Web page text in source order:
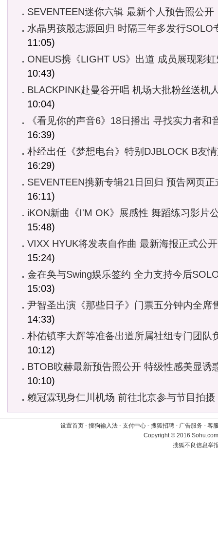
SEVENTEEN迷你六辑 最新个人预告照公开
水晶男孩殷志源回归 时隔三年多发行SOLO
11:05)
ONEUS携《LIGHT US》出道 成员展现彩
10:43)
BLACKPINK赴曼谷开唱 机场大批粉丝送机
10:04)
《看见你的声音6》18日播出 寻找实力者和
16:39)
朴经出任《梦想电台》特别DJBLOCK B友
16:29)
SEVENTEEN携新专辑21日回归 预告网页正
16:11)
iKON新曲《I'M OK》展感性 舞蹈练习影片
15:48)
VIXX HYUK将发表自作曲 最新海报正式公开
15:24)
金在奂与Swing娱乐签约 全力支持今后
15:03)
尹智圣出演《那些日子》门票五分钟内全席
14:33)
朴佑镇李大辉等准备出道所属社组专门团队
10:12)
BTOB旼赫最新预告照公开 特级性感美显诱
10:10)
赖冠霖现身仁川机场 前往北京参与节目拍摄
设置首页 - 搜狗输入法 - 支付中心 - 搜狐招聘 - 广告服务 - 客
Copyright©2016
搜狐不良信息举